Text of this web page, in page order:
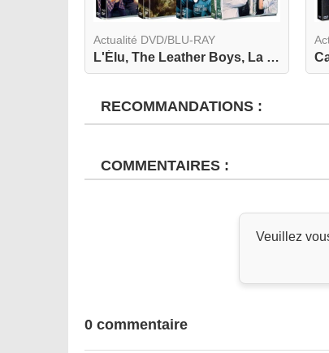
Actualité DVD/BLU-RAY
L'Élu, The Leather Boys, La Bête de la Caverne H...
RECOMMANDATIONS :
COMMENTAIRES :
Veuillez
0 commentaire